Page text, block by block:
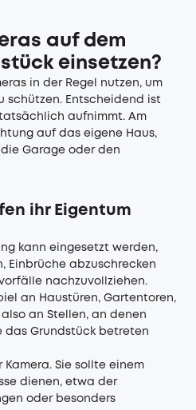
auf dem
einsetzen?
in der Regel nutzen, um
schützen. Entscheidend ist
aufnimmt. Am
auf das eigene Haus,
Garage oder den
ihr Eigentum
kann eingesetzt werden,
Einbrüche abzuschrecken
nachzuvollziehen.
an Haustüren, Gartentoren,
an Stellen, an denen
das Grundstück betreten
Sie sollte einem
dienen, etwa der
oder besonders